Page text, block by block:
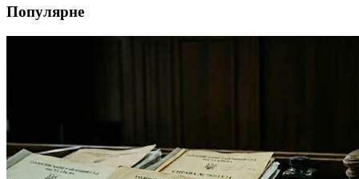
Популярне